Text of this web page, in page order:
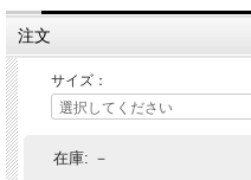
注文
サイズ：
在庫: －